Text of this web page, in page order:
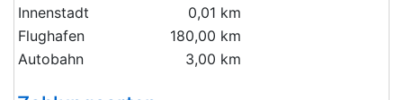
Innenstadt
0,01 km
Flughafen
180,00 km
Autobahn
3,00 km